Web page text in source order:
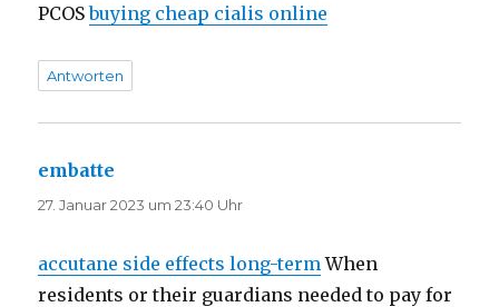
PCOSbuying cheap cialis online
Antworten
embatte
27. Januar 2023 um 23:40 Uhr
accutane side effects long-term When
residents or their guardians needed to pay for